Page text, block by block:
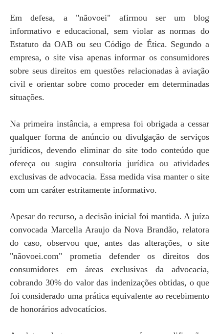
Em defesa, a "nãovoei" afirmou ser um blog
informativo e educacional, sem violar as normas do
Estatuto da OAB ou seu Código de Ética. Segundo a
empresa, o site visa apenas informar os consumidores
sobre seus direitos em questões relacionadas à aviação
civil e orientar sobre como proceder em determinadas
situações.
Na primeira instância, a empresa foi obrigada a cessar
qualquer forma de anúncio ou divulgação de serviços
jurídicos, devendo eliminar do site todo conteúdo que
ofereça ou sugira consultoria jurídica ou atividades
exclusivas de advocacia. Essa medida visa manter o site
com um caráter estritamente informativo.
Apesar do recurso, a decisão inicial foi mantida. A juíza
convocada Marcella Araujo da Nova Brandão, relatora
do caso, observou que, antes das alterações, o site
"nãovoei.com" prometia defender os direitos dos
consumidores em áreas exclusivas da advocacia,
cobrando 30% do valor das indenizações obtidas, o que
foi considerado uma prática equivalente ao recebimento
de honorários advocatícios.